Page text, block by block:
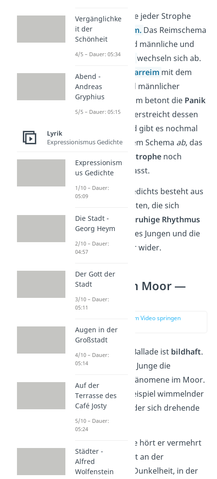
Die ersten vier Verse jeder Strophe
stehen im
Kreuzreim. Das Reimschema
lautet alsoabab
und männliche und
weiblicheKadenzenwechseln sich ab.
Danach folgt ein
Paarreim mit dem
Reimschema
und männlicher
Kadenz. Der Paarreim betont die Panik
des Jungen und unterstreicht dessen
Angst. Abschließend gibt es nochmal
ein Reimpaar mit dem Schema ab, das
die
Stimmung der Strophe noch
einmal zusammenfasst.
DasMetrum
des Gedichts besteht aus
Jamben und Anapästen, die sich
abwechseln. Der
unruhige Rhythmus
spiegelt die Angst des Jungen und die
unbeständige Natur wider.
Der Knabe im Moor —
Sprache
zur Stelle im Video springen
(02:58)
Die Sprache in der Ballade ist bildhaft.
Zu Beginn
der Junge die
gruseligen Naturphänomene im Moor.
Dazu zählen zum Beispiel wimmelnder
Heiderauch (V. 2) oder sich drehende
Dünste (V. 3).
Im Laufe der Ballade hört er vermehrt
Geräusche
. Das liegt an der
hereinbrechenden Dunkelheit, in der
Vergänglichke
it der
Schönheit
4/5 – Dauer: 05:34
Abend -
Andreas
Gryphius
5/5 – Dauer: 05:15
Lyrik
Expressionismus Gedichte
Expressionism
us Gedichte
1/10 – Dauer:
05:09
Die Stadt -
Georg Heym
2/10 – Dauer:
04:57
Der Gott der
Stadt
3/10 – Dauer:
05:11
Augen in der
Großstadt
4/10 – Dauer:
05:14
Auf der
Terrasse des
Café Josty
5/10 – Dauer:
05:24
Städter -
Alfred
Wolfenstein